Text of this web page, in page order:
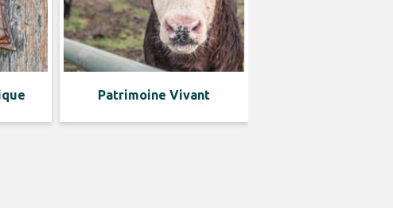
Patrimoine Vivant